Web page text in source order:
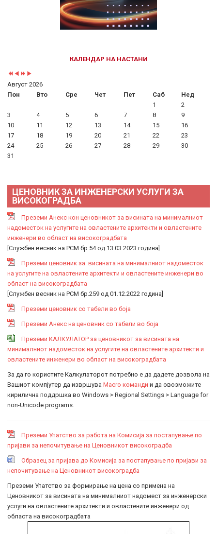
КАЛЕНДАР НА НАСТАНИ
Август 2026
Пон
Вто Сре Чет Пет Саб
Нед
1
2
3
4 5 6 7 8
9
10
11 12 13 14 15
16
17
18 19 20 21 22
23
24
25 26 27 28 29
30
31
ЦЕНОВНИК ЗА ИНЖЕНЕРСКИ УСЛУГИ ЗА
ВИСОКОГРАДБА
Преземи Анекс кон ценовникот за висината на минималниот
надоместок на услугите на овластените архитекти и овластените
инженери во област на високоградбата
[Службен весник на РСМ бр.54 од 13.03.2023 година]
Преземи ценовник за висината на минималниот надоместок
на услугите на овластените архитекти и овластените инженери во
област на високоградбата
[Службен весник на РСМ бр.259 од 01.12.2022 година]
Преземи ценовник со табели во боја
Преземи Анекс на ценовник со табели во боја
Преземи КАЛКУЛАТОР за ценовникот за висината на
минималниот надоместок на услугите на овластените архитекти и
овластените инженери во област на високоградбата
За да го користите Калкулаторот потребно е да дадете дозвола на
Вашиот компјутер да извршува Macro команди и да овозможите
кирилична поддршка во Windows > Regional Settings > Language for
non-Unicode programs.
Преземи Упатство за работа на Комисија за постапување по
пријави за непочитување на Ценовникот високоградба
Образец за пријава до Комисија за постапување по пријави за
непочитување на Ценовникот високоградба
Преземи Упатство за формирање на цена со примена на
Ценовникот за висината на минималниот надомест за инженерски
услуги на овластените архитекти и овластените инженери од
областа на високоградбата